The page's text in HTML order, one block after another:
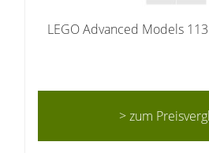
LEGO Advanced Models
> zum